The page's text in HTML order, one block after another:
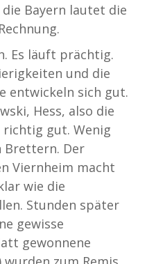
Bayern lautet die
Es läuft prächtig.
und die
entwickeln sich gut.
Hess, also die
richtig gut. Wenig
Brettern. Der
Viernheim macht
wie die
Stunden später
gewisse
gewonnene